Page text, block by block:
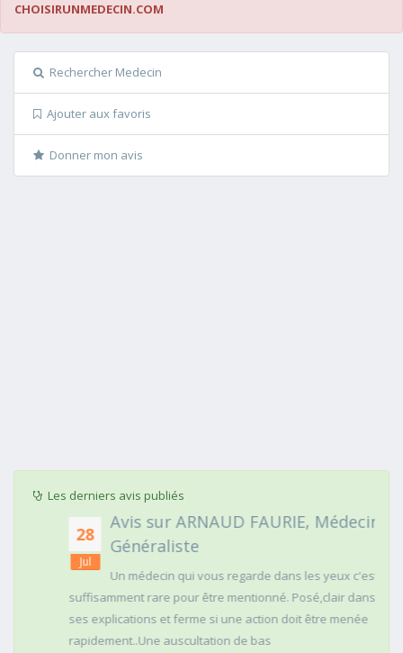
CHOISIRUNMEDECIN.COM
Rechercher Medecin
Ajouter aux favoris
Donner mon avis
Les derniers avis publiés
Avis sur ARNAUD FAURIE, Médecin
Généraliste
Un médecin qui vous regarde dans les yeux c'est
suffisamment rare pour être mentionné. Posé,clair dans
ses explications et ferme si une action doit être menée
rapidement..Une auscultation de bas